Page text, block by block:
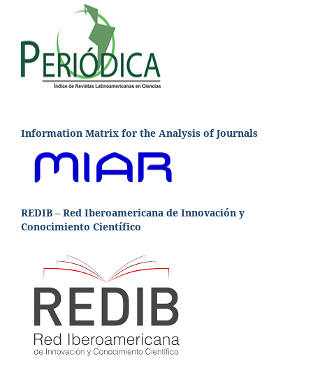
Information Matrix for the Analysis of Journals
REDIB – Red Iberoamericana de Innovación y
Conocimiento Científico